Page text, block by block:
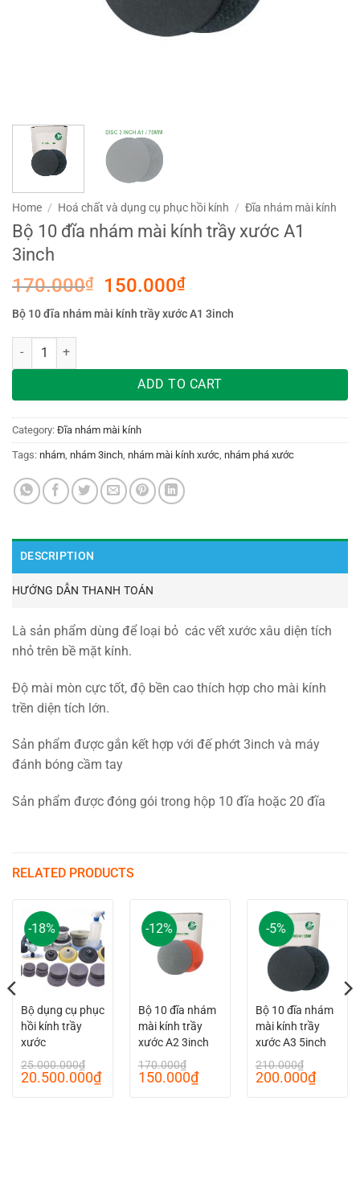
Home / Hoá chất và dụng cụ phục hồi kính / Đĩa nhám mài kính
Bộ 10 đĩa nhám mài kính trầy xước A1
3inch
170.000₫
Original
price
was:
150.000₫Current
price
is:
Bộ 10 đĩa nhám mài kính trầy xước A1 3inch
Bộ 10 đĩa nhám mài kính trầy xước A1 3inch quantity
ADD TO CART
Category: Đĩa nhám mài kính
Tags: nhám nhám 3inch nhám mài kính xước nhám phá xước
DESCRIPTION
HƯỚNG DẪN THANH TOÁN
Là sản phẩm dùng để loại bỏ các vết xước xâu diện tích
nhỏ trên bề mặt kính.
Độ mài mòn cực tốt, độ bền cao thích hợp cho mài kính
trền diện tích lớn.
Sản phẩm được gắn kết hợp với đế phớt 3inch và máy
đánh bóng cầm tay
Sản phẩm được đóng gói trong hộp 10 đĩa hoặc 20 đĩa
RELATED PRODUCTS
-18%
Bộ dụng cụ phục
hồi kính trầy
xước
25.000.000₫
Original
20.500.000₫Current
-12%
Bộ 10 đĩa nhám
mài kính trầy
xước A2 3inch
170.000₫
Original
150.000₫Current
-5%
Bộ 10 đĩa nhám
mài kính trầy
xước A3 5inch
210.000₫
Original
200.000₫